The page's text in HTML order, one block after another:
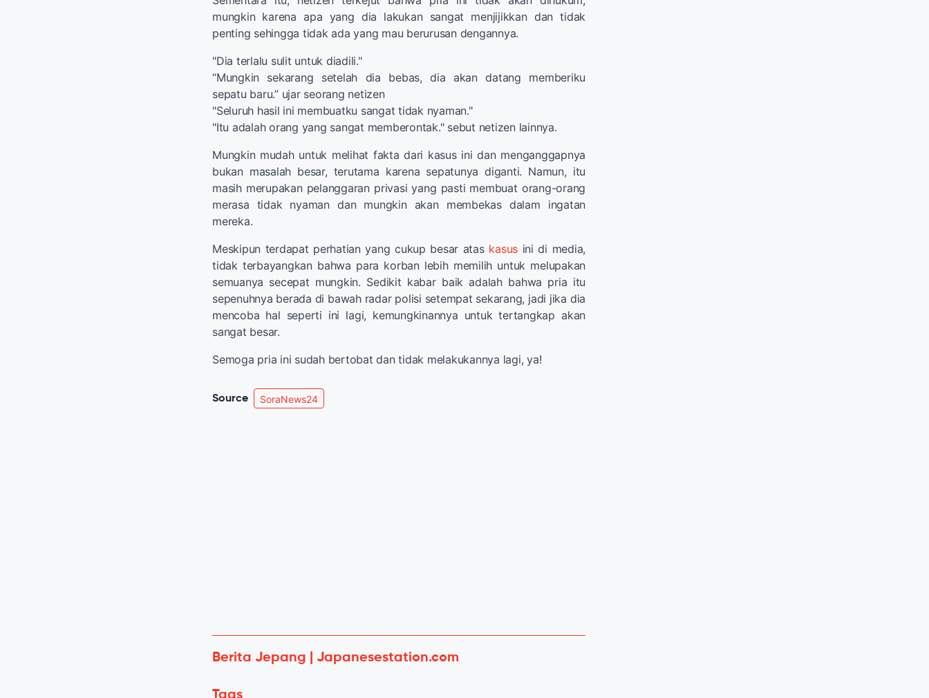
mungkin karena apa yang dia lakukan sangat menjijikkan dan tidak
penting sehingga tidak ada yang mau berurusan dengannya.
"Dia terlalu sulit untuk diadili."
“Mungkin sekarang setelah dia bebas, dia akan datang memberiku
sepatu baru.” ujar seorang netizen
"Seluruh hasil ini membuatku sangat tidak nyaman."
"Itu adalah orang yang sangat memberontak." sebut netizen lainnya.
Mungkin mudah untuk melihat fakta dari kasus ini dan menganggapnya
bukan masalah besar, terutama karena sepatunya diganti. Namun, itu
masih merupakan pelanggaran privasi yang pasti membuat orang-orang
merasa tidak nyaman dan mungkin akan membekas dalam ingatan
mereka.
Meskipun terdapat perhatian yang cukup besar atas kasus ini di media,
tidak terbayangkan bahwa para korban lebih memilih untuk melupakan
semuanya secepat mungkin. Sedikit kabar baik adalah bahwa pria itu
sepenuhnya berada di bawah radar polisi setempat sekarang, jadi jika dia
mencoba hal seperti ini lagi, kemungkinannya untuk tertangkap akan
sangat besar.
Semoga pria ini sudah bertobat dan tidak melakukannya lagi, ya!
Source SoraNews24
Berita Jepang | Japanesestation.com